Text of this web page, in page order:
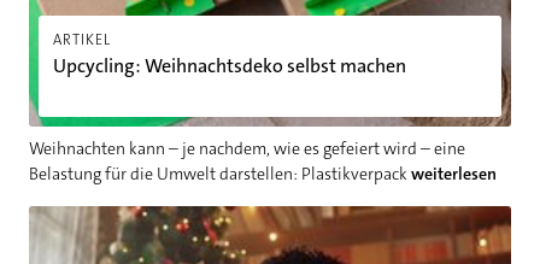
ARTIKEL
Upcycling: Weihnachtsdeko selbst machen
Weihnachten kann – je nachdem, wie es gefeiert wird – eine
Belastung für die Umwelt darstellen: Plastikverpack weiterlesen
Weihnachten mit Kindern: 3 Tipps für ein besinnliches Fest